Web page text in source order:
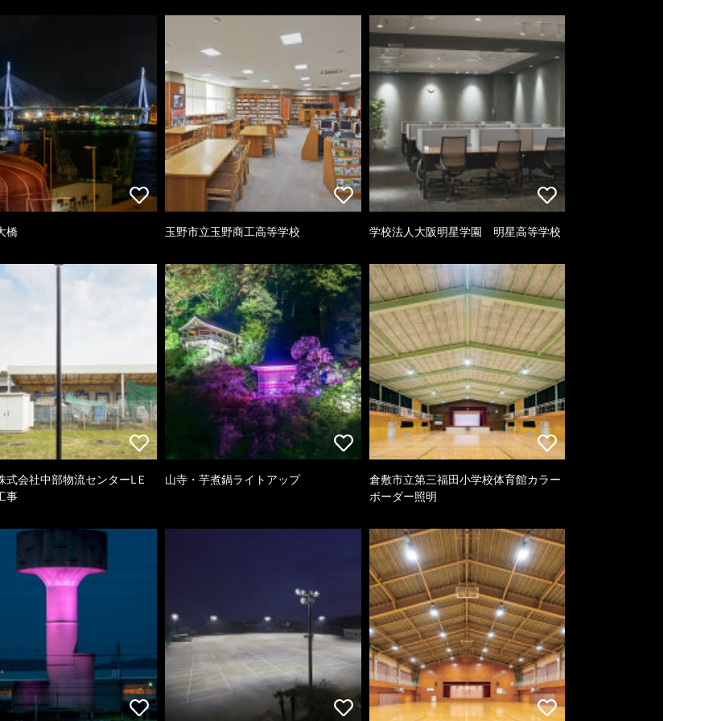
橋 玉野市立玉野商工高等学校 学校法人大阪明星学園 明星高等学校
式会社中部物流センターLＥ
事
山寺・芋煮鍋ライトアップ
倉敷市立第三福田小学校体育館カラー
ボーダー照明